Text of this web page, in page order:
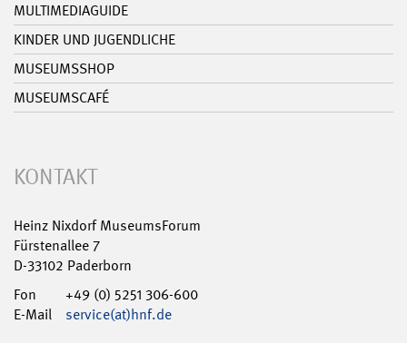
MULTIMEDIAGUIDE
KINDER UND JUGENDLICHE
MUSEUMSSHOP
MUSEUMSCAFÉ
KONTAKT
Heinz Nixdorf MuseumsForum
Fürstenallee 7
D-33102 Paderborn
Fon
+49 (0) 5251 306-600
E-Mail
service(at)hnf.de